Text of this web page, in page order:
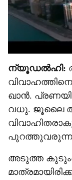
ന‍്യൂഡൽഹി:
ഖാൻ.
വധു. ജൂലൈ
പുറത്തുവരുന്ന
അടുത്ത